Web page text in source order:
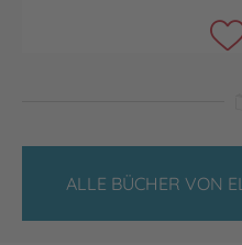
ALLE BÜCHER VON